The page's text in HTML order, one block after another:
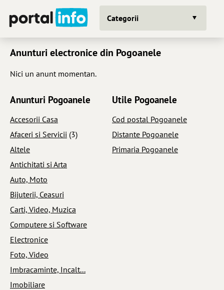
Categorii
Anunturi electronice din Pogoanele
Nici un anunt momentan.
Anunturi Pogoanele
Accesorii Casa
Afaceri si Servicii (3)
Altele
Antichitati si Arta
Auto, Moto
Bijuterii, Ceasuri
Carti, Video, Muzica
Computere si Software
Electronice
Foto, Video
Imbracaminte, Incalt...
Imobiliare
Utile Pogoanele
Cod postal Pogoanele
Distante Pogoanele
Primaria Pogoanele